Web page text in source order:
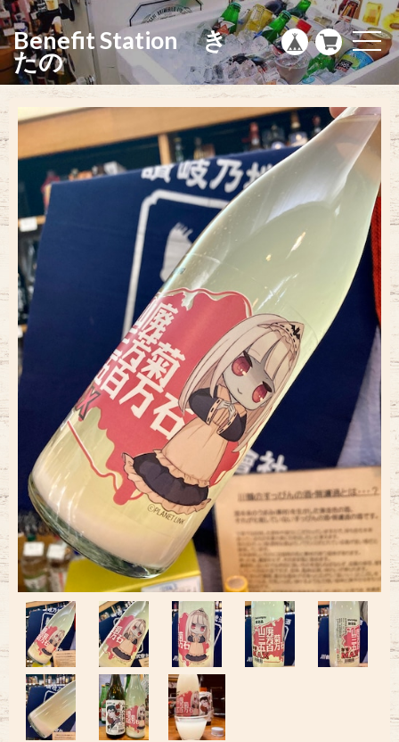
Benefit Station き
たの
t
o
g
g
e
n
a
v
o
n
g
l
e
n
a
v
i
a
t
i
o